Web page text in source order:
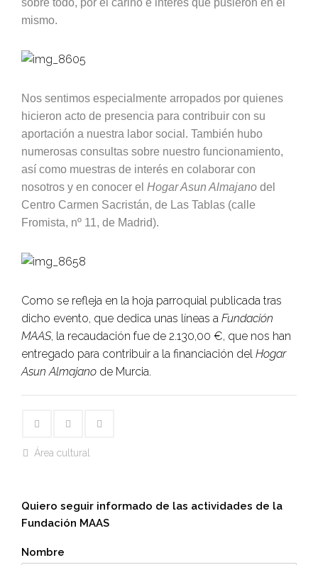
sobre todo, por el cariño e interés que pusieron en el
mismo.
Nos sentimos especialmente arropados por quienes
hicieron acto de presencia para contribuir con su
aportación a nuestra labor social. También hubo
numerosas consultas sobre nuestro funcionamiento,
así como muestras de interés en colaborar con
nosotros y en conocer el Hogar Asun Almajano del
Centro Carmen Sacristán, de Las Tablas (calle
Fromista, nº 11, de Madrid).
Como se refleja en la hoja parroquial publicada tras
dicho evento, que dedica unas líneas a Fundación
MAAS, la recaudación fue de 2.130,00 €, que nos han
entregado para contribuir a la financiación del Hogar
Asun Almajano de Murcia.
Área cultural
Quiero seguir informado de las actividades de la
Fundación MAAS
Nombre